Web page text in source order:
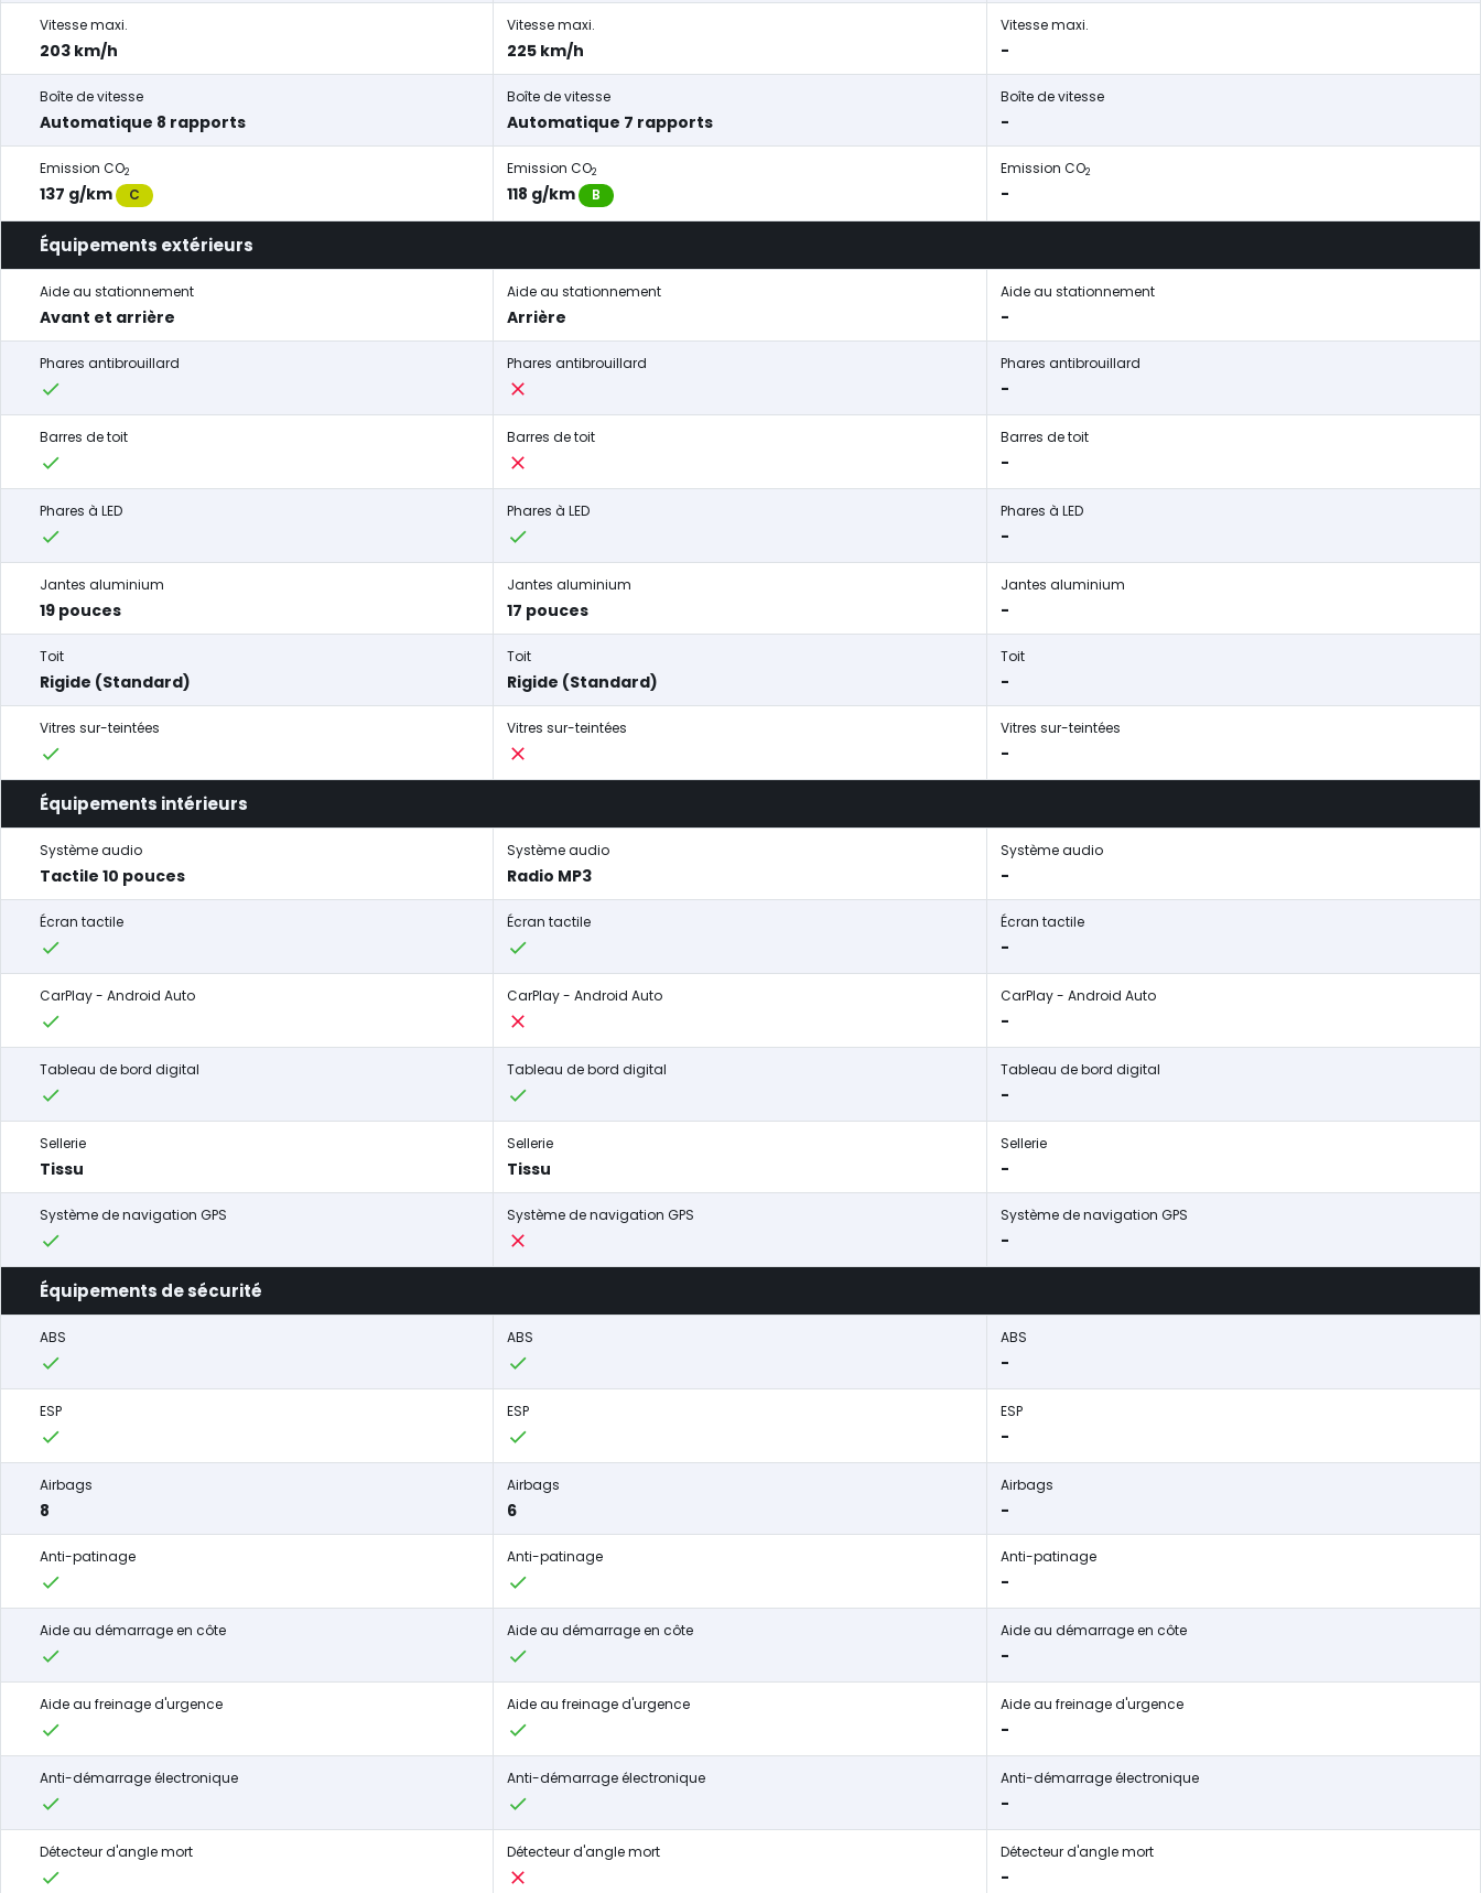
Vitesse maxi.
203 km/h
Vitesse maxi.
225 km/h
Vitesse maxi.
-
Boîte de vitesse
Automatique 8 rapports
Boîte de vitesse
Automatique 7 rapports
Boîte de vitesse
-
Emission CO2
137 g/km C
Emission CO2
118 g/km B
Emission CO2
-
Équipements extérieurs
Aide au stationnement
Avant et arrière
Aide au stationnement
Arrière
Aide au stationnement
-
Phares antibrouillard Phares antibrouillard Phares antibrouillard
-
Barres de toit Barres de toit Barres de toit
-
Phares à LED Phares à LED Phares à LED
-
Jantes aluminium
19 pouces
Jantes aluminium
17 pouces
Jantes aluminium
-
Toit
Rigide (Standard)
Toit
Rigide (Standard)
Toit
-
Vitres sur-teintées Vitres sur-teintées Vitres sur-teintées
-
Équipements intérieurs
Système audio
Tactile 10 pouces
Système audio
Radio MP3
Système audio
-
Écran tactile Écran tactile Écran tactile
-
CarPlay - Android Auto CarPlay - Android Auto CarPlay - Android Auto
-
Tableau de bord digital Tableau de bord digital Tableau de bord digital
-
Sellerie
Tissu
Sellerie
Tissu
Sellerie
-
Système de navigation GPS Système de navigation GPS Système de navigation GPS
-
Équipements de sécurité
ABS ABS ABS
-
ESP ESP ESP
-
Airbags
8
Airbags
6
Airbags
-
Anti-patinage Anti-patinage Anti-patinage
-
Aide au démarrage en côte Aide au démarrage en côte Aide au démarrage en côte
-
Aide au freinage d'urgence Aide au freinage d'urgence Aide au freinage d'urgence
-
Anti-démarrage électronique Anti-démarrage électronique Anti-démarrage électronique
-
Détecteur d'angle mort Détecteur d'angle mort Détecteur d'angle mort
-